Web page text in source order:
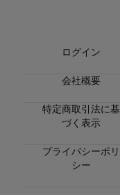
ログイン
会社概要
特定商取引法に基
づく表示
プライバシーポリ
シー